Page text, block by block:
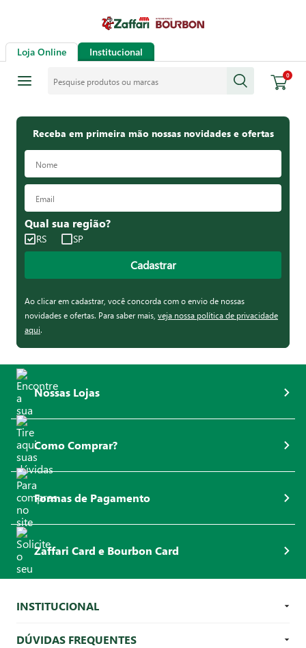
Loja Online Institucional
0
Receba em primeira mão nossas novidades e ofertas
Qual sua região?
RS SP
Cadastrar
Ao clicar em cadastrar, você concorda com o envio de nossas
novidades e ofertas. Para saber mais, veja nossa política de privacidade
aqui.
Nossas Lojas
Como Comprar?
Formas de Pagamento
Zaffari Card e Bourbon Card
INSTITUCIONAL
DÚVIDAS FREQUENTES